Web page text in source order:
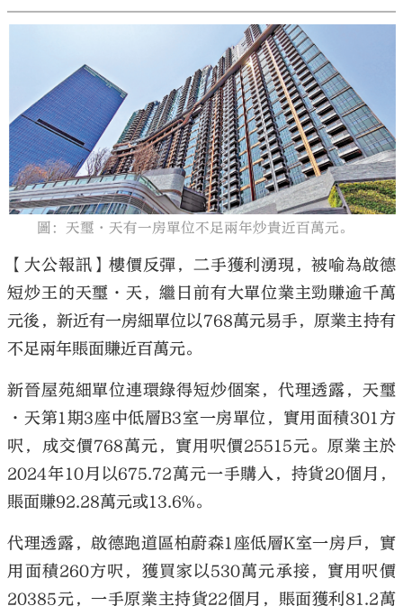
大公文匯
圖：天璽·天有一房單位不足兩年炒貴近百萬元。
【大公報訊】樓價反彈，二手獲利湧現，被喻為啟德
短炒王的天璽·天，繼日前有大單位業主勁賺逾千萬
元後，新近有一房細單位以768萬元易手，原業主持有
不足兩年賬面賺近百萬元。
新晉屋苑細單位連環錄得短炒個案，代理透露，天璽
·天第1期3座中低層B3室一房單位，實用面積301方
呎，成交價768萬元，實用呎價25515元。原業主於
2024年10月以675.72萬元一手購入，持貨20個月，
賬面賺92.28萬元或13.6%。
代理透露，啟德跑道區柏蔚森1座低層K室一房戶，實
用面積260方呎，獲買家以530萬元承接，實用呎價
20385元，一手原業主持貨22個月，賬面獲利81.2萬